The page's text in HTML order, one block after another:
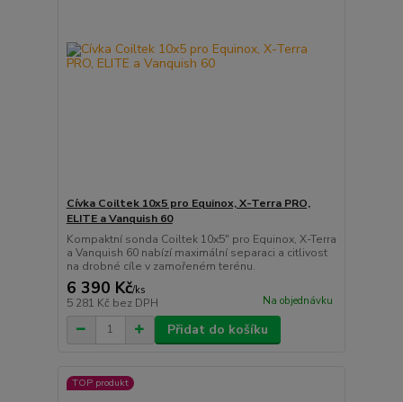
Cívka Coiltek 10x5 pro Equinox, X-Terra PRO,
ELITE a Vanquish 60
Kompaktní sonda Coiltek 10x5" pro Equinox, X-Terra
a Vanquish 60 nabízí maximální separaci a citlivost
na drobné cíle v zamořeném terénu.
6 390 Kč/ks
5 281 Kč bez DPH Na objednávku
Přidat do košíku
TOP produkt